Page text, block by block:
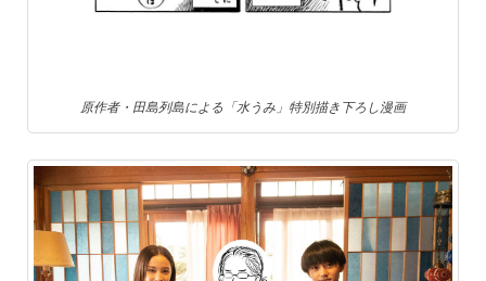
原作者・田島列島による「水うみ」特別描き下ろし漫画